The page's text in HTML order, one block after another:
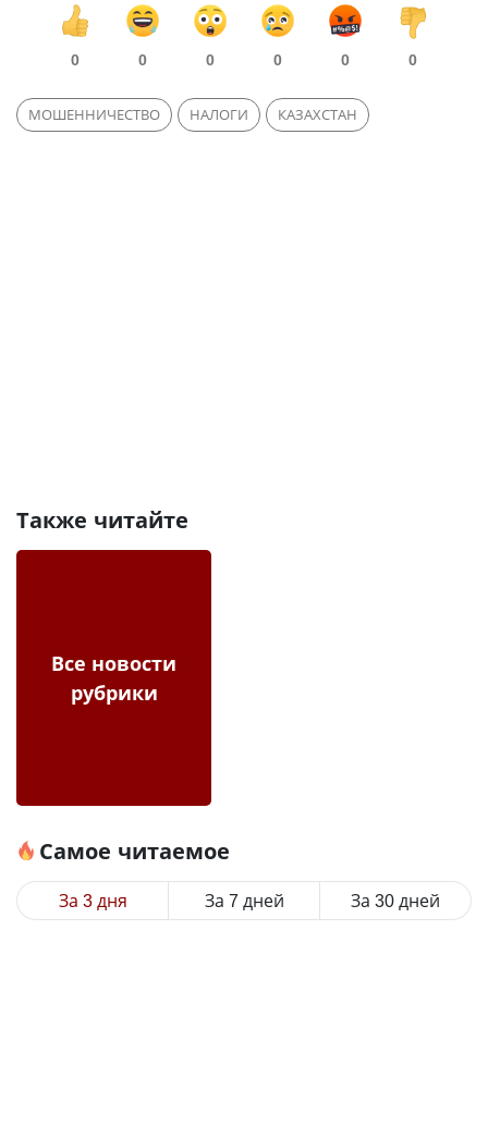
0 0 0 0 0 0
МОШЕННИЧЕСТВО НАЛОГИ КАЗАХСТАН
Также читайте
Все новости
рубрики
Самое читаемое
За 3 дня За 7 дней За 30 дней